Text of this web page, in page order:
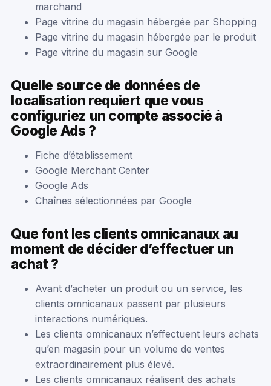
marchand
Page vitrine du magasin hébergée par Shopping
Page vitrine du magasin hébergée par le produit
Page vitrine du magasin sur Google
Quelle source de données de
localisation requiert que vous
configuriez un compte associé à
Google Ads ?
Fiche d’établissement
Google Merchant Center
Google Ads
Chaînes sélectionnées par Google
Que font les clients omnicanaux au
moment de décider d’effectuer un
achat ?
Avant d’acheter un produit ou un service, les
clients omnicanaux passent par plusieurs
interactions numériques.
Les clients omnicanaux n’effectuent leurs achats
qu’en magasin pour un volume de ventes
extraordinairement plus élevé.
Les clients omnicanaux réalisent des achats